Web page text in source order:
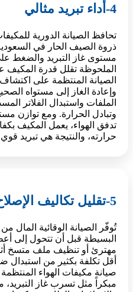
4-أداء تبريد مثالي
تحافظ الصيانة الدورية
ذروة الصيف الحار في
مستوى غاز التبريد والضغط
الملحوظة تقلل قدرة المكيف
الصيانة المنتظمة على
وإعادة الغاز إلى مستواه
الملفات واستبدال الفلاتر
وتبادل الحرارة. ومع توازن
تدفق الهواء، يعمل المكيف
حرارته، والنتيجة هي تبريد
5-تقليل تكاليف الإصلاح
تُوفّر الصيانة الوقائية المال
البسيطة قبل أن تتحول إلى
مهترئ أو تنظيف ملف متسخ
أقل تكلفة بكثير من استبدال
صيانة مكيفات الهواء
مبكراً مثل تسرب غاز التبريد،